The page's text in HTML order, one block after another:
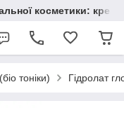
косметики:
тоніки) Гідролат